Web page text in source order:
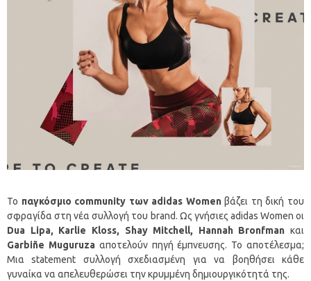
Το παγκόσμιο community των adidas Women βάζει τη δική του
σφραγίδα στη νέα συλλογή του brand. Ως γνήσιες adidas Women οι
Dua
Lipa, Karlie Kloss, Shay Mitchell, Hannah Bronfman και
Garbiñe Muguruza αποτελούν πηγή έμπνευσης. Το αποτέλεσμα;
Μια statement συλλογή σχεδιασμένη για να βοηθήσει κάθε
γυναίκα να απελευθερώσει την κρυμμένη δημιουργικότητά της.